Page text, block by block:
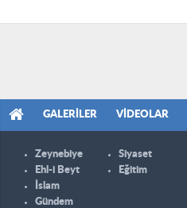
GALERILER VIDEOLAR
Zeynebiye
Ehl-i Beyt
İslam
Gündem
Siyaset
Eğitim